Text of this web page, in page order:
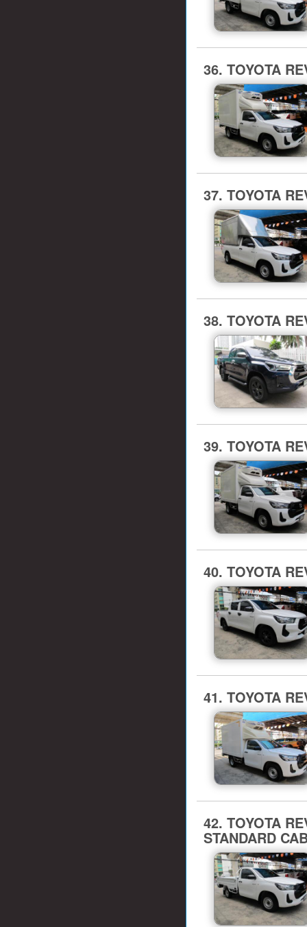
36. TOYOTA
37. TOYOTA
38. TOYOTA
39. TOYOTA
40. TOYOTA
41. TOYOTA
42. TOYOTA
STANDARD